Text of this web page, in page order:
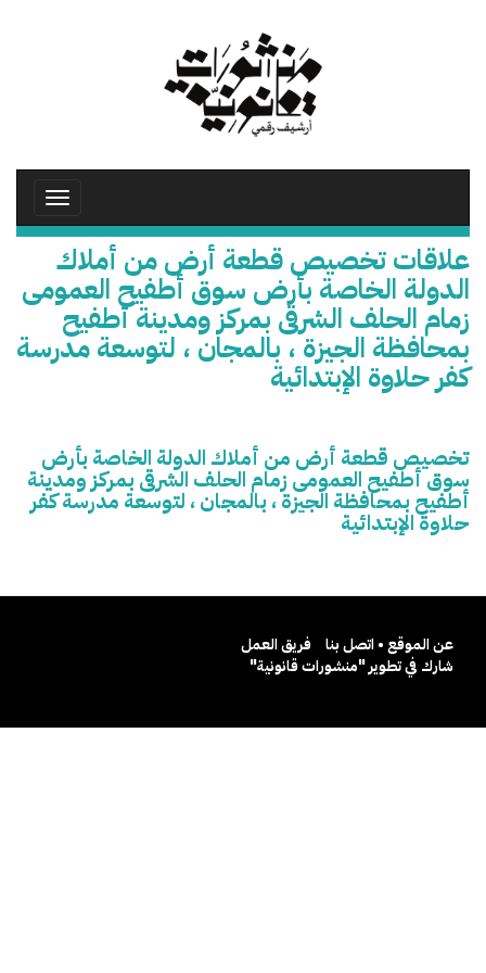
Toggle
علاقات تخصيص قطعة أرض من أملاك
الدولة الخاصة بأرض سوق أطفيح العمومى
زمام الحلف الشرقى بمركز ومدينة أطفيح
بمحافظة الجيزة ، بالمجان ، لتوسعة مدرسة
كفر حلاوة الإبتدائية
تخصيص قطعة أرض من أملاك الدولة الخاصة بأرض
سوق أطفيح العمومى زمام الحلف الشرقى بمركز ومدينة
أطفيح بمحافظة الجيزة ، بالمجان ، لتوسعة مدرسة كفر
حلاوة الإبتدائية
عن الموقع • اتصل بنا
فريق العمل
شارك في تطوير "منشورات قانونية"